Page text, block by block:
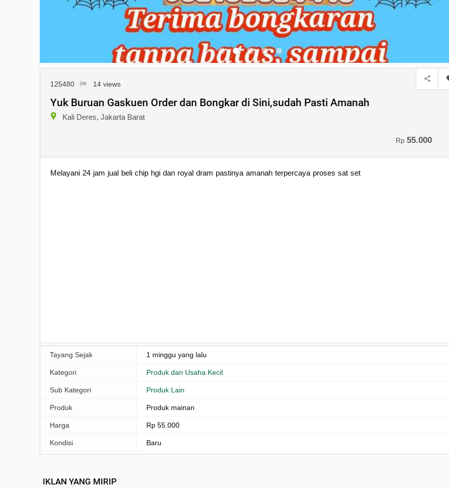
125480 14 views
Yuk Buruan Gaskuen Order dan Bongkar di Sini,sudah Pasti Amanah
Kali Deres, Jakarta Barat
Rp 55.000
Melayani 24 jam jual beli chip hgi dan royal dram pastinya amanah terpercaya proses sat set
Tayang Sejak 1 minggu yang lalu
Kategori Produk dan Usaha Kecil
Sub Kategori Produk Lain
Produk Produk mainan
Harga Rp 55.000
Kondisi Baru
IKLAN YANG MIRIP